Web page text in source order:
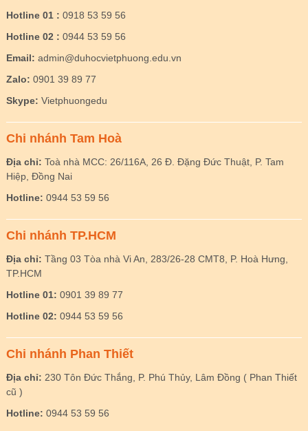
Hotline 01 : 0918 53 59 56
Hotline 02 : 0944 53 59 56
Email: admin@duhocvietphuong.edu.vn
Zalo: 0901 39 89 77
Skype: Vietphuongedu
Chi nhánh Tam Hoà
Địa chỉ: Toà nhà MCC: 26/116A, 26 Đ. Đặng Đức Thuật, P. Tam
Hiệp, Đồng Nai
Hotline: 0944 53 59 56
Chi nhánh TP.HCM
Địa chỉ: Tầng 03 Tòa nhà Vi An, 283/26-28 CMT8, P. Hoà Hưng,
TP.HCM
Hotline 01: 0901 39 89 77
Hotline 02: 0944 53 59 56
Chi nhánh Phan Thiết
Địa chỉ: 230 Tôn Đức Thắng, P. Phú Thủy, Lâm Đồng ( Phan Thiết
cũ )
Hotline: 0944 53 59 56